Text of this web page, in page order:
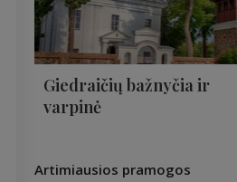
Giedraičių bažnyčia ir
varpinė
Artimiausios pramogos